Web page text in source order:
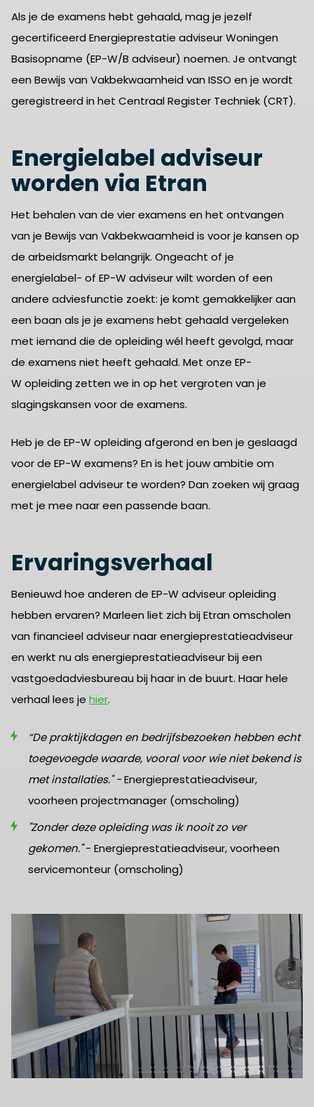
Als je de examens hebt gehaald, mag je jezelf
gecertificeerd Energieprestatie adviseur Woningen
Basisopname (EP-W/B adviseur) noemen. Je ontvangt
een Bewijs van Vakbekwaamheid van ISSO en je wordt
geregistreerd in het Centraal Register Techniek (CRT).
Energielabel adviseur
worden via Etran
Het behalen van de vier examens en het ontvangen
van je Bewijs van Vakbekwaamheid is voor je kansen op
de arbeidsmarkt belangrijk. Ongeacht of je
energielabel- of EP-W adviseur wilt worden of een
andere adviesfunctie zoekt: je komt gemakkelijker aan
een baan als je je examens hebt gehaald vergeleken
met iemand die de opleiding wél heeft gevolgd, maar
de examens niet heeft gehaald. Met onze EP-
W opleiding zetten we in op het vergroten van je
slagingskansen voor de examens.
Heb je de EP-W opleiding afgerond en ben je geslaagd
voor de EP-W examens? En is het jouw ambitie om
energielabel adviseur te worden? Dan zoeken wij graag
met je mee naar een passende baan.
Ervaringsverhaal
Benieuwd hoe anderen de EP-W adviseur opleiding
hebben ervaren? Marleen liet zich bij Etran omscholen
van financieel adviseur naar energieprestatieadviseur
en werkt nu als energieprestatieadviseur bij een
vastgoedadviesbureau bij haar in de buurt. Haar hele
verhaal lees je hier.
“De praktijkdagen en bedrijfsbezoeken hebben echt
toegevoegde waarde, vooral voor wie niet bekend is
met installaties." -Energieprestatieadviseur,
voorheen projectmanager (omscholing)
"Zonder deze opleiding was ik nooit zo ver
gekomen."- Energieprestatieadviseur, voorheen
servicemonteur (omscholing)